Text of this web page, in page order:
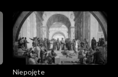
Niepojęte